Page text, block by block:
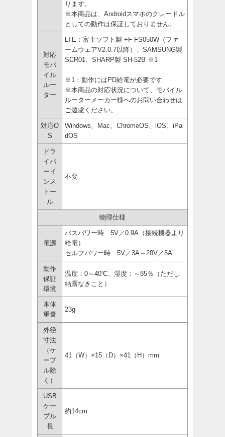
ります。
※本商品は、Androidスマホのクレードル
としての動作は保証しておりません。
対応
モバ
イル
ルー
ター
LTE：富士ソフト製 +F FS050W（ファ
ームウェアV2.0.7以降）、SAMSUNG製
SCR01、SHARP製 SH-52B ※1
※1：動作にはPD給電が必要です
※本商品の対応状況について、モバイル
ルーターメーカー様へのお問い合わせは
ご遠慮ください。
対応O
S
Windows、Mac、ChromeOS、iOS、iPa
dOS
ドラ
イバ
ーイ
ンス
トー
ル
不要
物理仕様
電源
バスパワー時 5V／0.9A（接続機器より
給電）
セルフパワー時 5V／3A～20V／5A
動作
保証
環境
温度：0～40℃、湿度：～85％（ただし
結露なきこと）
本体
重量
23g
外径
寸法
（ケ
ーブ
ル除
く）
41（W）×15（D）×41（H）mm
USB
ケー
ブル
長
約14cm